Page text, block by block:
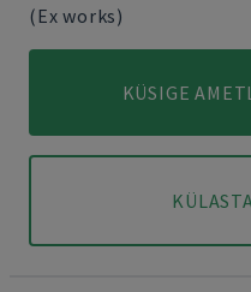
(Ex works)
KÜSIGE